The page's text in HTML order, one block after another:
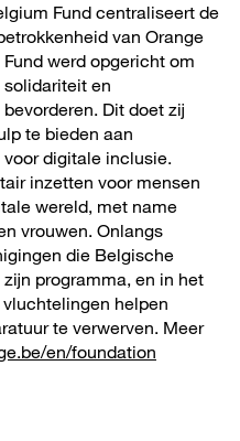
Fund centraliseert de
van Orange
werd opgericht om
en
Dit doet zij
te bieden aan
digitale inclusie.
inzetten voor mensen
wereld, met name
vrouwen. Onlangs
die Belgische
programma, en in het
helpen
te verwerven. Meer
en/foundation